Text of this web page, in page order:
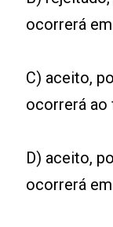
ocorrerá
C) aceito,
ocorrerá ao
D) aceito,
ocorrerá